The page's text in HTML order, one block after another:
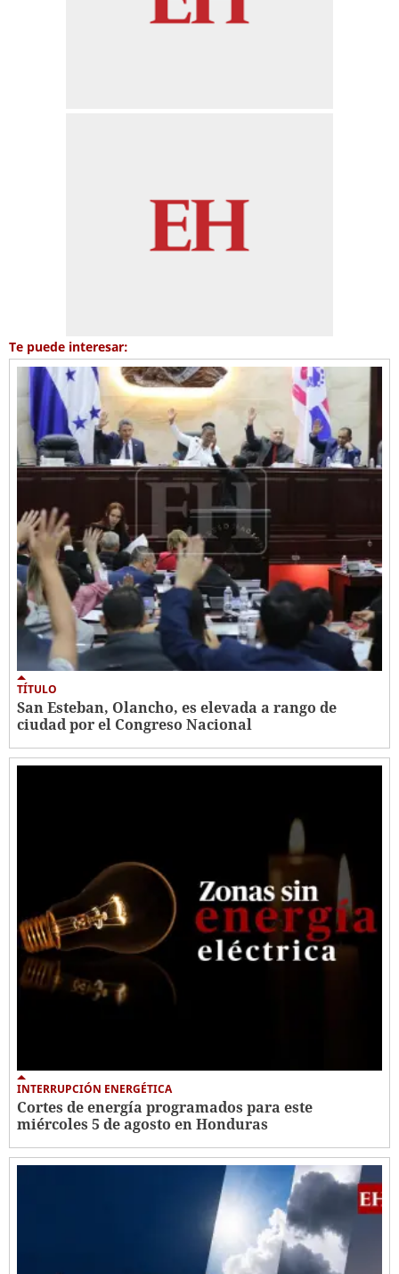
Te puede interesar:
TÍTULO
San Esteban, Olancho, es elevada a rango de
ciudad por el Congreso Nacional
INTERRUPCIÓN ENERGÉTICA
Cortes de energía programados para este
miércoles 5 de agosto en Honduras